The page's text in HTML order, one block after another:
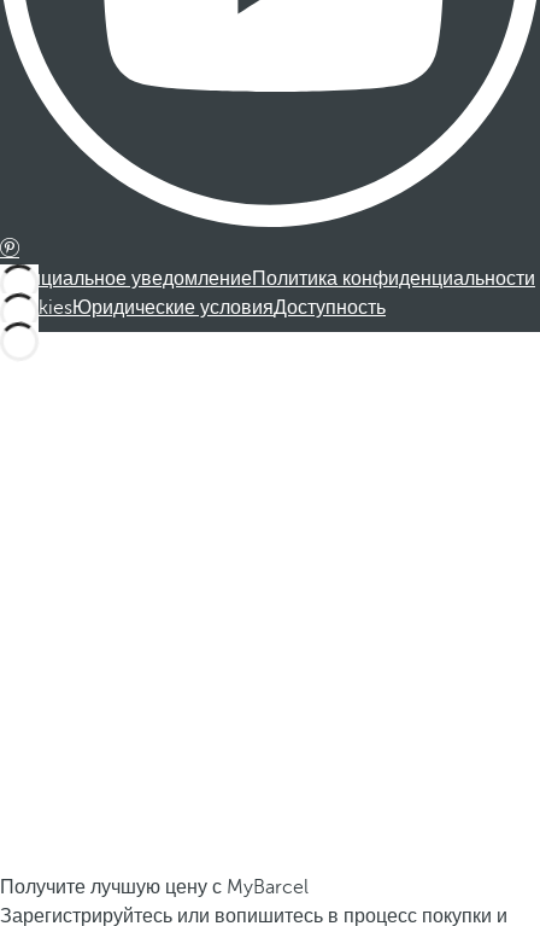
Официальное уведомлениеПолитика конфиденциальности
CookiesЮридические условияДоступность
Получите лучшую цену с MyBarcel
Зарегистрируйтесь или вопишитесь в процесс покупки и